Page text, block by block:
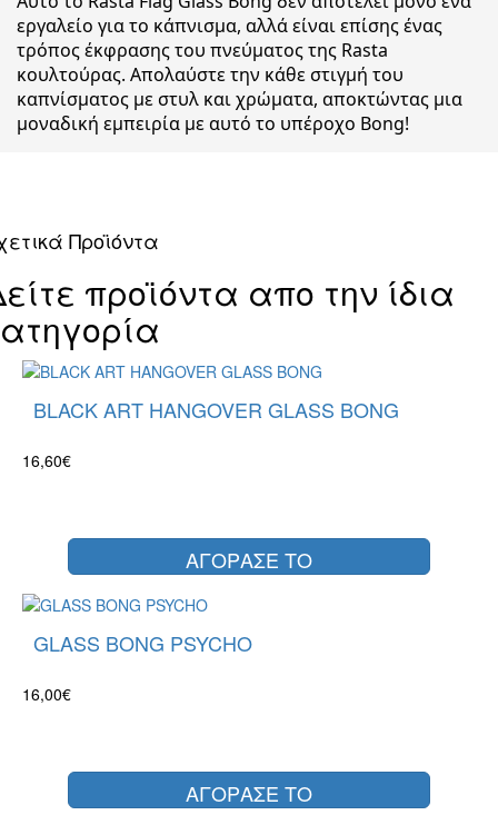
εργαλείο για το κάπνισμα, αλλά είναι επίσης ένας
τρόπος έκφρασης του πνεύματος της Rasta
κουλτούρας. Απολαύστε την κάθε στιγμή του
καπνίσματος με στυλ και χρώματα, αποκτώντας μια
μοναδική εμπειρία με αυτό το υπέροχο Bong!
Προϊόντα
προϊόντα απο την ίδια
BLACK ART HANGOVER GLASS BONG
16,60€
ΑΓΟΡΑΣΕ ΤΟ
GLASS BONG PSYCHO
16,00€
ΑΓΟΡΑΣΕ ΤΟ